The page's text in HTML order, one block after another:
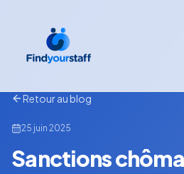
Retour au blog
25 juin 2025
Sanctions